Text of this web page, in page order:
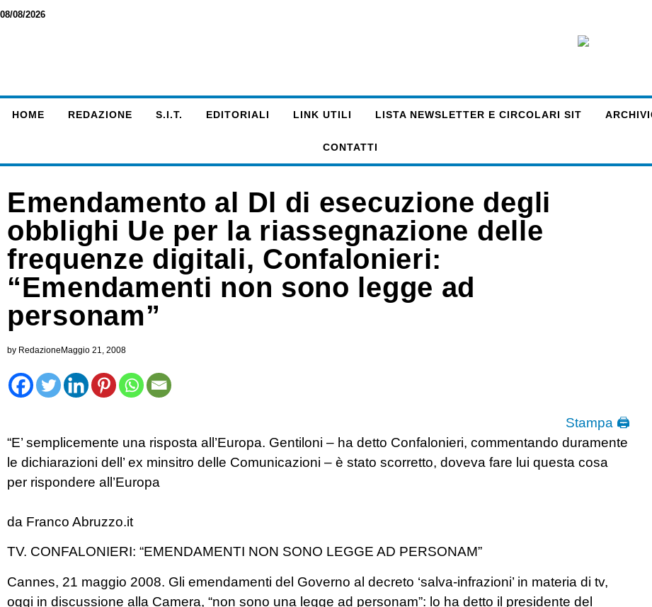
08/08/2026
HOME REDAZIONE S.I.T. EDITORIALI LINK UTILI LISTA NEWSLETTER E CIRCOLARI SIT
CONTATTI
Emendamento al Dl di esecuzione degli
obblighi Ue per la riassegnazione delle
frequenze digitali, Confalonieri:
“Emendamenti non sono legge ad
personam”
by Redazione Maggio 21, 2008
Stampa 🖨
“E’ semplicemente una risposta all’Europa. Gentiloni – ha detto Confalonieri, commentando duramente
le dichiarazioni dell’ ex minsitro delle Comunicazioni – è stato scorretto, doveva fare lui questa cosa
per rispondere all’Europa
da Franco Abruzzo.it
TV. CONFALONIERI: “EMENDAMENTI NON SONO LEGGE AD PERSONAM”
Cannes, 21 maggio 2008. Gli emendamenti del Governo al decreto ‘salva-infrazioni’ in materia di tv,
oggi in discussione alla Camera, “non sono una legge ad personam”: lo ha detto il presidente del